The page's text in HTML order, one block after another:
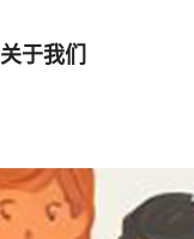
关于我们